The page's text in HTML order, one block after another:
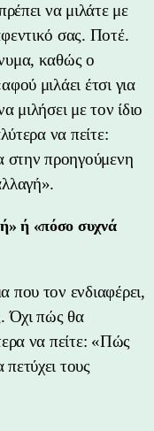
να μιλάτε με
σας. Ποτέ.
καθώς ο
μιλάει έτσι για
μιλήσει με τον ίδιο
να πείτε:
προηγούμενη
ή «πόσο συχνά
που τον ενδιαφέρει,
Όχι πώς θα
να πείτε: «Πώς
τους